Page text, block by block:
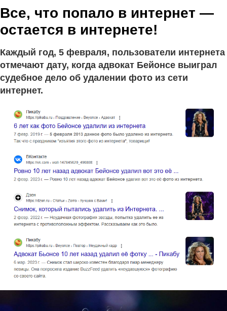
Все, что попало в интернет —
остается в интернете!
Каждый год, 5 февраля, пользователи интернета
отмечают дату, когда адвокат Бейонсе выиграл
судебное дело об удалении фото из сети
интернет.